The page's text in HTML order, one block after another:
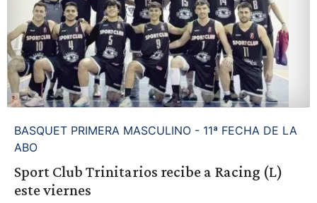
BASQUET PRIMERA MASCULINO - 11ª FECHA DE LA
ABO
Sport Club Trinitarios recibe a Racing (L)
este viernes